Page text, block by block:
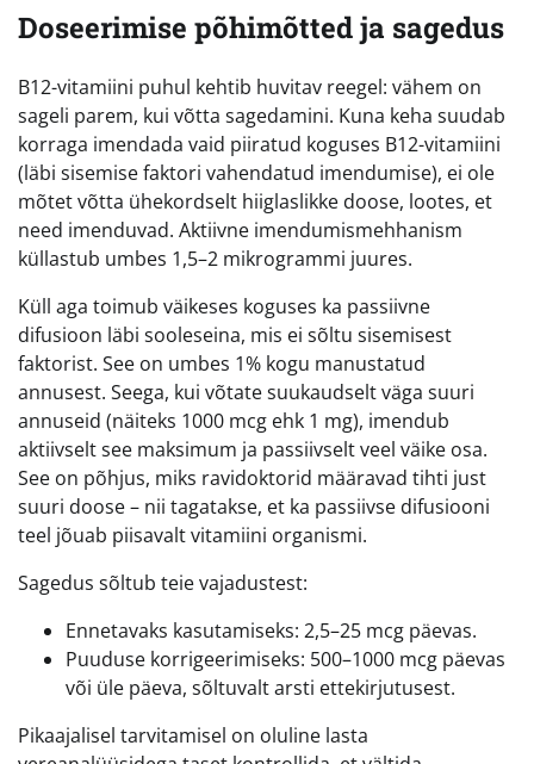
Doseerimise põhimõtted ja sagedus
B12-vitamiini puhul kehtib huvitav reegel: vähem on
sageli parem, kui võtta sagedamini. Kuna keha suudab
korraga imendada vaid piiratud koguses B12-vitamiini
(läbi sisemise faktori vahendatud imendumise), ei ole
mõtet võtta ühekordselt hiiglaslikke doose, lootes, et
need imenduvad. Aktiivne imendumismehhanism
küllastub umbes 1,5–2 mikrogrammi juures.
Küll aga toimub väikeses koguses ka passiivne
difusioon läbi sooleseina, mis ei sõltu sisemisest
faktorist. See on umbes 1% kogu manustatud
annusest. Seega, kui võtate suukaudselt väga suuri
annuseid (näiteks 1000 mcg ehk 1 mg), imendub
aktiivselt see maksimum ja passiivselt veel väike osa.
See on põhjus, miks ravidoktorid määravad tihti just
suuri doose – nii tagatakse, et ka passiivse difusiooni
teel jõuab piisavalt vitamiini organismi.
Sagedus sõltub teie vajadustest:
Ennetavaks kasutamiseks: 2,5–25 mcg päevas.
Puuduse korrigeerimiseks: 500–1000 mcg päevas
või üle päeva, sõltuvalt arsti ettekirjutusest.
Pikaajalisel tarvitamisel on oluline lasta